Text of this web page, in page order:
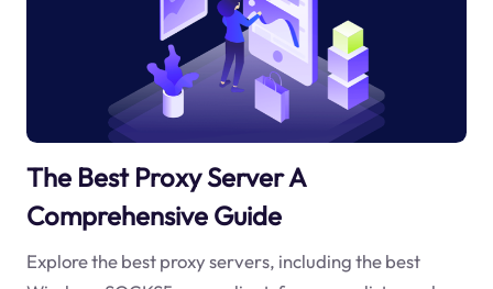
The Best Proxy Server A
Comprehensive Guide
Explore the best proxy servers, including the best